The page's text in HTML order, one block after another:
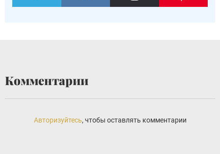
Комментарии
Авторизуйтесь, чтобы оставлять комментарии